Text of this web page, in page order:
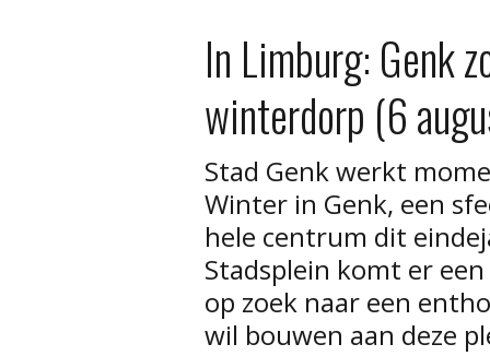
In Limburg: Genk
winterdorp (6
Stad Genk werkt
Winter in Genk, een
hele centrum dit
Stadsplein komt er
op zoek naar een
wil bouwen aan deze